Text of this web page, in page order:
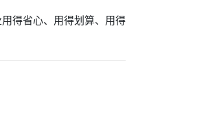
得省心、用得划算、用得